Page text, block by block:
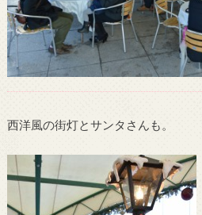
西洋風の街灯とサンタさんも。